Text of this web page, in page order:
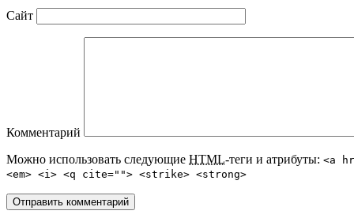
Сайт
Комментарий
Можно использовать следующие HTML-теги и атрибуты: <a
<em> <i> <q cite=""> <strike> <strong>